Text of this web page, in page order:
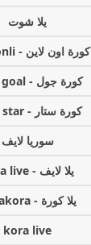
يلا شوت
كورة اون لاين - kora onli
كورة جول - kora goal
كورة ستار - kora star
سوريا لايف
يلا لايف - yalla live
يلا كورة - yallakora
kora live